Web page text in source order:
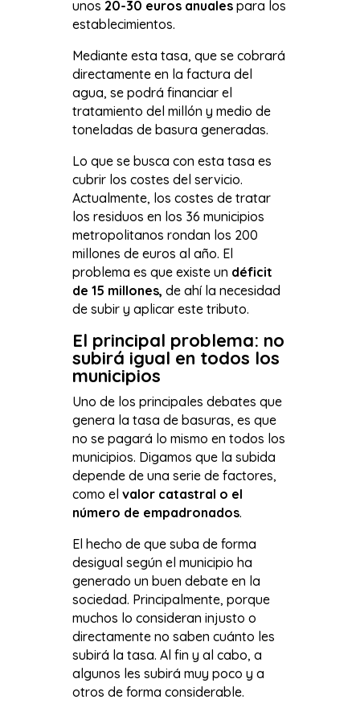
unos 20-30 euros anuales para los
establecimientos.
Mediante esta tasa, que se cobrará
directamente en la factura del
agua, se podrá financiar el
tratamiento del millón y medio de
toneladas de basura generadas.
Lo que se busca con esta tasa es
cubrir los costes del servicio.
Actualmente, los costes de tratar
los residuos en los 36 municipios
metropolitanos rondan los 200
millones de euros al año. El
problema es que existe un déficit
de 15 millones, de ahí la necesidad
de subir y aplicar este tributo.
El principal problema: no
subirá igual en todos los
municipios
Uno de los principales debates que
genera la tasa de basuras, es que
no se pagará lo mismo en todos los
municipios. Digamos que la subida
depende de una serie de factores,
como el valor catastral o el
número de empadronados.
El hecho de que suba de forma
desigual según el municipio ha
generado un buen debate en la
sociedad. Principalmente, porque
muchos lo consideran injusto o
directamente no saben cuánto les
subirá la tasa. Al fin y al cabo, a
algunos les subirá muy poco y a
otros de forma considerable.